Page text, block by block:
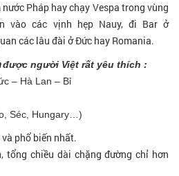
Pháp hay chạy Vespa trong vùng
vào các vịnh hẹp Nauy, đi Bar ở
các lâu đài ở Đức hay Romania.
được người Việt rất yêu thích :
– Hà Lan – Bỉ
Séc, Hungary…)
phổ biến nhất.
tổng chiều dài chặng đường chỉ hơn